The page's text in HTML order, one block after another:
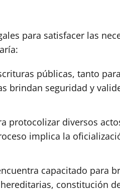
para satisfacer las
públicas, tanto para
brindan seguridad y
protocolizar diversos
implica la
capacitado para
constitución